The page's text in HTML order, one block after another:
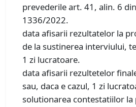
prevederile art. 41, alin. 6
1336/2022.
data afisarii rezultatelor la
de la sustinerea interviului,
1 zi lucratoare.
data afisarii rezultetelor
sau, daca e cazul, 1 zi
solutionarea contestatiilor